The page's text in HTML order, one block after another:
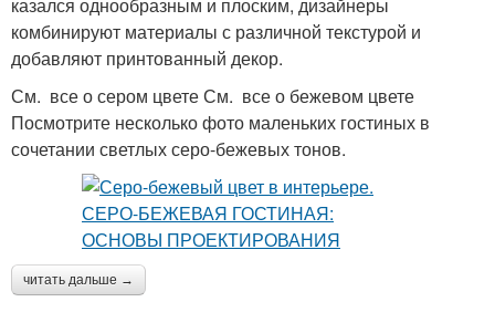
комбинируют материалы с различной текстурой и
добавляют принтованный декор.
См. все о сером цвете См. все о бежевом цвете
Посмотрите несколько фото маленьких гостиных в
сочетании светлых серо-бежевых тонов.
читать дальше →